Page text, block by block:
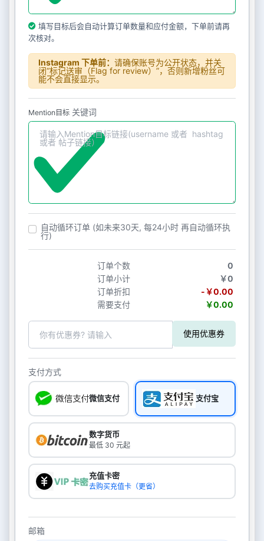
填写目标后会自动计算订单数量和应付金额，下单前请再
次核对。
Instagram 下单前： 请确保账号为公开状态，并关
闭“标记送审（Flag for review）”，否则新增粉丝可
能不会直接显示。
Mention目标 关键词
自动循环订单 (如未来30天, 每24小时 再自动循环执
行)
订单个数
0
订单小计
￥0
订单折扣
-￥0.00
需要支付
￥0.00
使用优惠券
支付方式
微信支付 支付宝
数字货币
最低 30 元起
充值卡密
去购买充值卡（更省）
邮箱